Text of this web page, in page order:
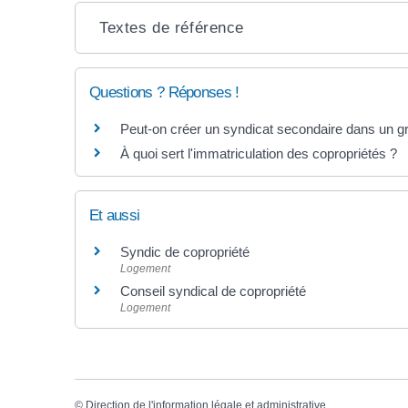
Textes de référence
Questions ? Réponses !
Peut-on créer un syndicat secondaire dans un
À quoi sert l'immatriculation des copropriétés ?
Et aussi
Syndic de copropriété
Logement
Conseil syndical de copropriété
Logement